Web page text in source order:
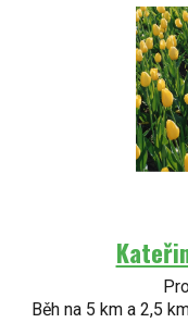
Běh na 5 km a 2,5